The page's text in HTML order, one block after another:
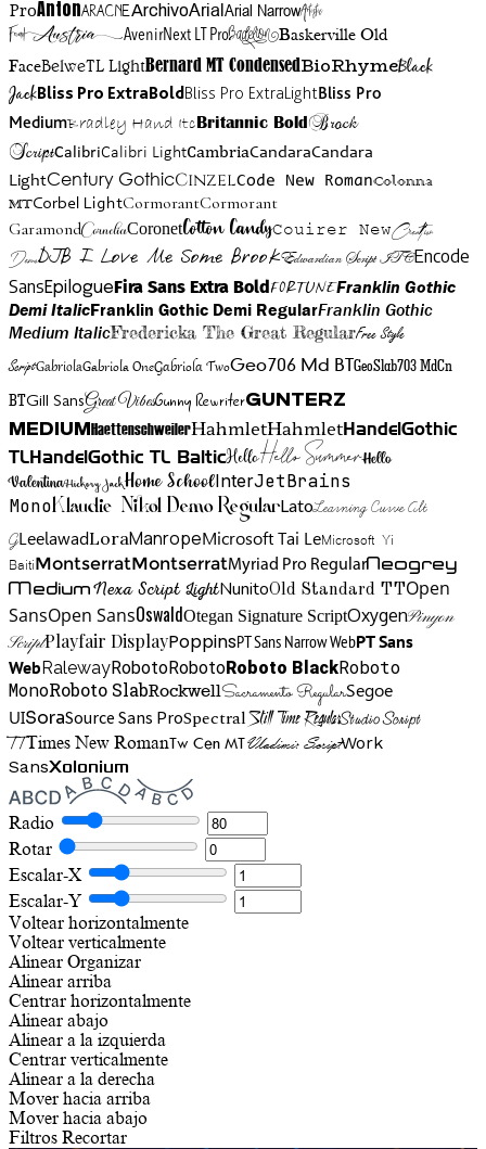
ProAntonAracneArchivoArialArial NarrowArtistic
FriendAustriaAvenirNext LT ProBadelionBaskerville Old
FaceBelweTL LightBernard MT CondensedBioRhymeBlack
JackBliss Pro ExtraBoldBliss Pro ExtraLightBliss Pro
MediumBradley Hand Itc Britannic Bold Brock
ScriptCalibriCalibri LightCambriaCandaraCandara
LightCentury GothicCinzelCode New RomanColonna
MTCorbel LightCormorantCormorant
GaramondCorneliaCoronetCotton CandyCouirer NewCreattion
DemoDJB I Love Me Some BrookEdwardian Script ITCEncode
SansEpilogueFira Sans Extra BoldFortuneFranklin Gothic
Demi ItalicFranklin Gothic Demi RegularFranklin Gothic
Medium ItalicFredericka The Great RegularFree Style
ScriptGabriolaGabriola OneGabriola TwoGeo706 Md BTGeoSlab703 MdCn
BTGill SansGreat VibesGunny RewriterGunterz
Medium HaettenschweilerHahmletHahmletHandelGothic
TLHandelGothic TL BalticHelloHello SummerHello
ValentinaHickory JackHome SchoolInterJetBrains
MonoKlaudie Nikol Demo RegularLatoLearning Curve Alt
GLeelawadLoraManropeMicrosoft Tai LeMicrosoft Yi
BaitiMontserratMontserratMyriad Pro RegularNeogrey
MediumNexa Script LightNunitoOld Standard TTOpen
SansOpen SansOswaldOtegan Signature ScriptOxygenPinyon
ScriptPlayfair DisplayPoppinsPT Sans Narrow WebPT Sans
WebRalewayRobotoRobotoRoboto BlackRoboto
MonoRoboto SlabRockwellSacramento RegularSegoe
UISoraSource Sans ProSpectralStill Time RegularStudio Script
TTTimes New RomanTw Cen MTVladimir ScriptWork
SansXolonium
Radio
Rotar
Escalar-X
Escalar-Y
Voltear horizontalmente
Voltear verticalmente
Alinear Organizar
Alinear arriba
Centrar horizontalmente
Alinear abajo
Alinear a la izquierda
Centrar verticalmente
Alinear a la derecha
Mover hacia arriba
Mover hacia abajo
Filtros Recortar